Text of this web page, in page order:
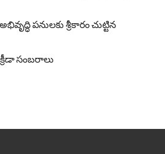
పనులకు శ్రీకారం చుట్టిన
సంబరాలు